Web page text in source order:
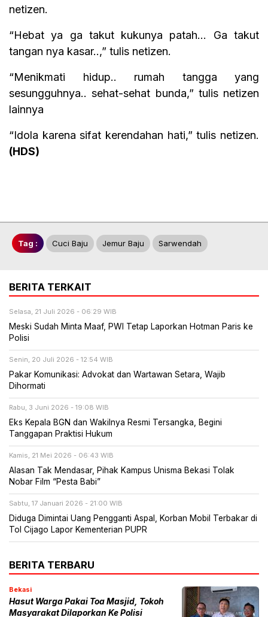
netizen.
“Hebat ya ga takut kukunya patah… Ga takut
tangan nya kasar..,” tulis netizen.
“Menikmati hidup.. rumah tangga yang
sesungguhnya.. sehat-sehat bunda,” tulis netizen
lainnya
“Idola karena sifat kerendahan hati,” tulis netizen.
(HDS)
Tag : Cuci Baju Jemur Baju Sarwendah
BERITA TERKAIT
Selasa, 21 Juli 2026 - 06:29 WIB
Meski Sudah Minta Maaf, PWI Tetap Laporkan Hotman Paris ke
Polisi
Senin, 20 Juli 2026 - 12:54 WIB
Pakar Komunikasi: Advokat dan Wartawan Setara, Wajib
Dihormati
Rabu, 3 Juni 2026 - 19:08 WIB
Eks Kepala BGN dan Wakilnya Resmi Tersangka, Begini
Tanggapan Praktisi Hukum
Kamis, 21 Mei 2026 - 06:43 WIB
Alasan Tak Mendasar, Pihak Kampus Unisma Bekasi Tolak
Nobar Film “Pesta Babi”
Sabtu, 17 Januari 2026 - 21:00 WIB
Diduga Dimintai Uang Pengganti Aspal, Korban Mobil Terbakar di
Tol Cijago Lapor Kementerian PUPR
BERITA TERBARU
Bekasi
Hasut Warga Pakai Toa Masjid, Tokoh
Masyarakat Dilaporkan Ke Polisi